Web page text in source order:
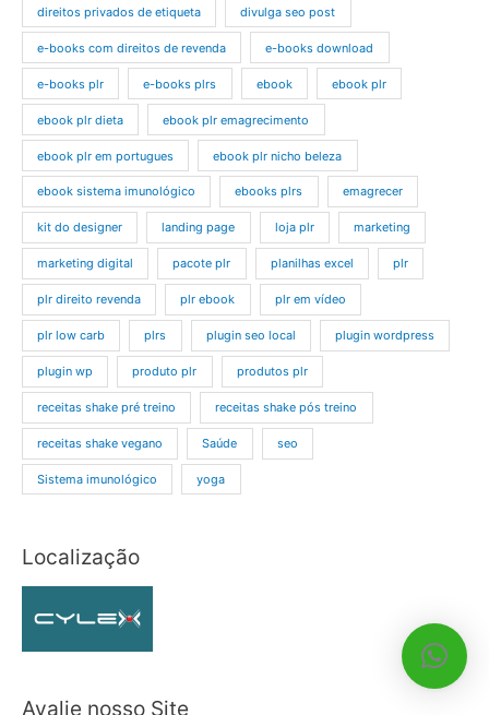
direitos privados de etiqueta divulga seo post
e-books com direitos de revenda e-books download
e-books plr e-books plrs ebook ebook plr
ebook plr dieta ebook plr emagrecimento
ebook plr em portugues ebook plr nicho beleza
ebook sistema imunológico ebooks plrs emagrecer
kit do designer landing page loja plr marketing
marketing digital pacote plr planilhas excel plr
plr direito revenda plr ebook plr em vídeo
plr low carb plrs plugin seo local plugin wordpress
plugin wp produto plr produtos plr
receitas shake pré treino receitas shake pós treino
receitas shake vegano Saúde seo
Sistema imunológico yoga
Localização
Avalie nosso Site